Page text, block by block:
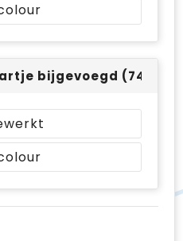
bijgevoegd (74 x